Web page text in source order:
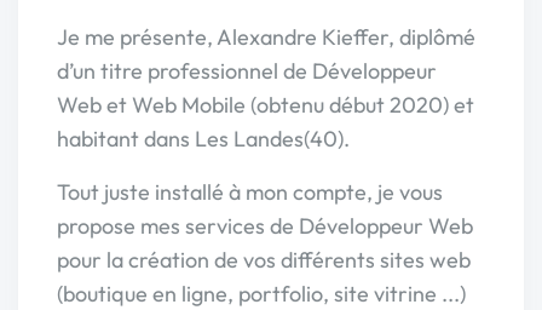
Je me présente, Alexandre Kieffer, diplômé
d’un titre professionnel de Développeur
Web et Web Mobile (obtenu début 2020) et
habitant dans Les Landes(40).
Tout juste installé à mon compte, je vous
propose mes services de Développeur Web
pour la création de vos différents sites web
(boutique en ligne, portfolio, site vitrine ...)